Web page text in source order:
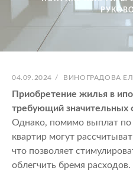
ОПУБЛИКОВАНО
04.09.2024 / АВТОР:
ВИНОГРАДОВА
Приобретение жилья в
требующий значительных
Однако, помимо выплат по
квартир могут
что позволяет
облегчить бремя